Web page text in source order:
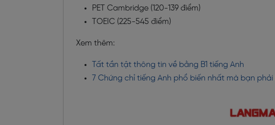
PET Cambridge (120-139 điểm)
TOEIC (225-545 điểm)
Xem thêm:
Tất tần tật thông tin về bằng B1 tiếng Anh
7 Chứng chỉ tiếng Anh phổ biến nhất mà bạn